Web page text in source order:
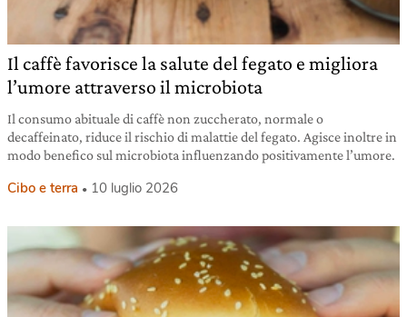
Il caffè favorisce la salute del fegato e migliora
l’umore attraverso il microbiota
Il consumo abituale di caffè non zuccherato, normale o
decaffeinato, riduce il rischio di malattie del fegato. Agisce inoltre in
modo benefico sul microbiota influenzando positivamente l’umore.
Cibo e terra 10 luglio 2026